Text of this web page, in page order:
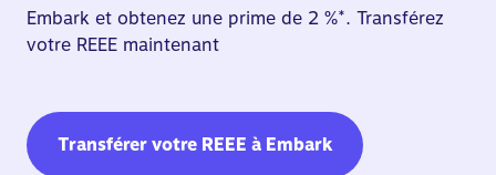
Embark et obtenez une prime de 2 %*. Transférez
votre REEE maintenant
Transférer votre REEE à Embark